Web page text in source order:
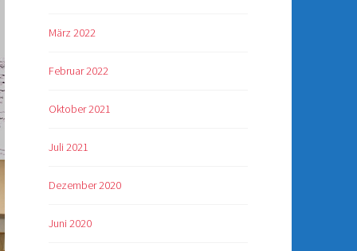
März 2022
Februar 2022
Oktober 2021
Juli 2021
Dezember 2020
Juni 2020